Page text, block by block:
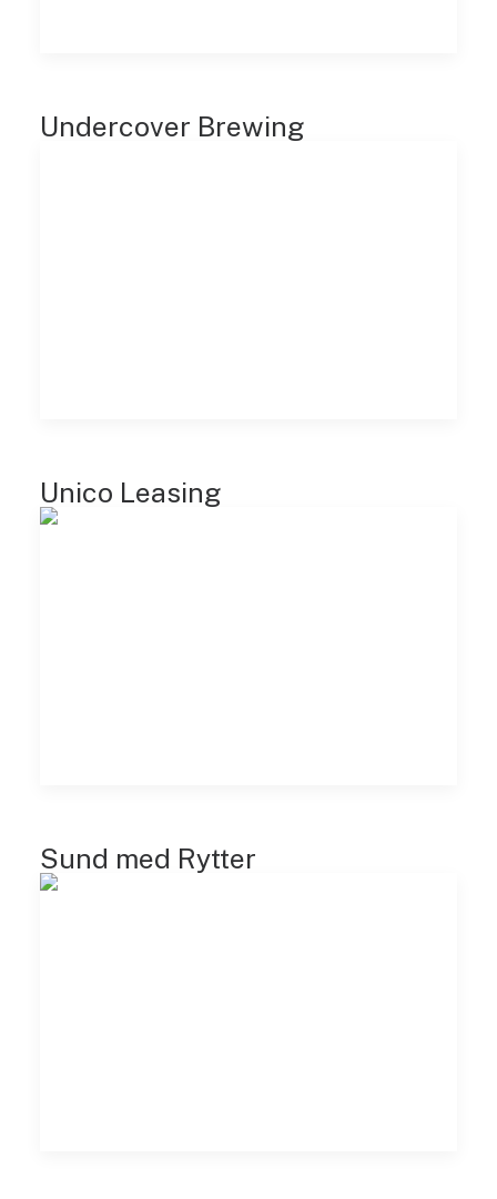
Undercover Brewing
Unico Leasing
Sund med Rytter